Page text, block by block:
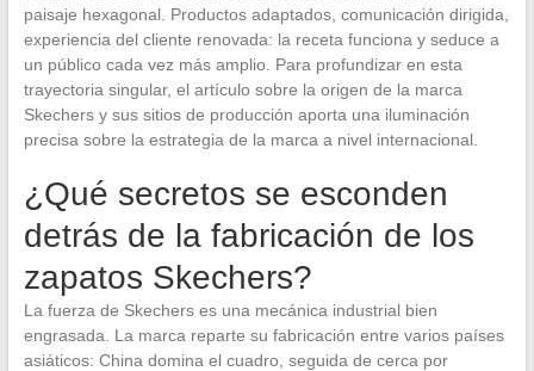
paisaje hexagonal. Productos adaptados, comunicación dirigida,
experiencia del cliente renovada: la receta funciona y seduce a
un público cada vez más amplio. Para profundizar en esta
trayectoria singular, el artículo sobre la origen de la marca
Skechers y sus sitios de producción aporta una iluminación
precisa sobre la estrategia de la marca a nivel internacional.
¿Qué secretos se esconden
detrás de la fabricación de los
zapatos Skechers?
La fuerza de Skechers es una mecánica industrial bien
engrasada. La marca reparte su fabricación entre varios países
asiáticos: China domina el cuadro, seguida de cerca por